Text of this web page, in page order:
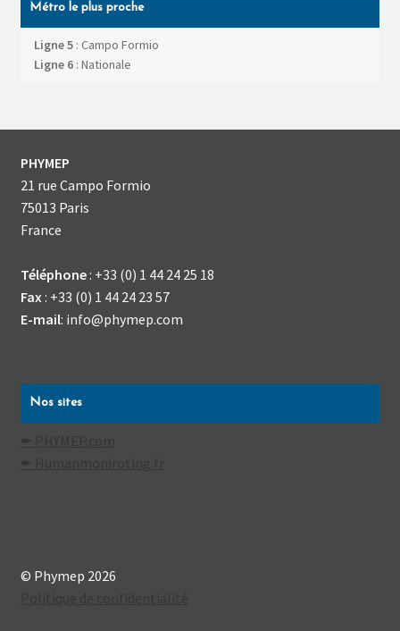
Métro le plus proche
Ligne 5: Campo Formio
Ligne 6: Nationale
PHYMEP
21 rue Campo Formio
75013 Paris
France
Téléphone: +33 (0) 1 44 24 25 18
Fax : +33 (0) 1 44 24 23 57
E-mail: info@phymep.com
Nos sites
© Phymep 2026